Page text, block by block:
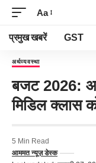
Aa
प्रमुख खबरें GST
अर्थव्यवस्था
बजट 2026:
मिडिल क्लास
आममत न्यूज़ डेस्क
5 Min Read